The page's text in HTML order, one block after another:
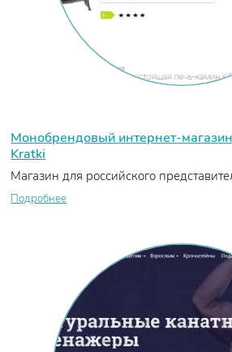
Монобрендовый интернет-
Kratki
Магазин для российского
Подробнее